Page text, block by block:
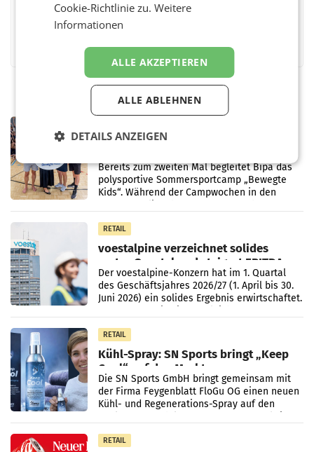
FacebookTwitterMessenger
Bipa unterstützt Bewegte Kids
Bereits zum zweiten Mal begleitet Bipa das
polysportive Sommersportcamp „Bewegte
Kids“. Während der Campwochen in den
RETAIL
voestalpine verzeichnet solides
erstes Quartal und steigert EBITDA
Der voestalpine-Konzern hat im 1. Quartal
des Geschäftsjahres 2026/27 (1. April bis 30.
Juni 2026) ein solides Ergebnis erwirtschaftet.
RETAIL
Kühl-Spray: SN Sports bringt „Keep
Cool“ auf den Markt
Die SN Sports GmbH bringt gemeinsam mit
der Firma Feygenblatt FloGu OG einen neuen
Kühl- und Regenerations-Spray auf den
RETAIL
Cookie-Richtlinie zu.Weitere
Informationen
ALLE AKZEPTIEREN
ALLE ABLEHNEN
DETAILS ANZEIGEN